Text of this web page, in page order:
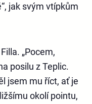
jak svým vtípkům
„Pocem,
posilu z Teplic.
jsem mu říct, ať je
okolí pointu,